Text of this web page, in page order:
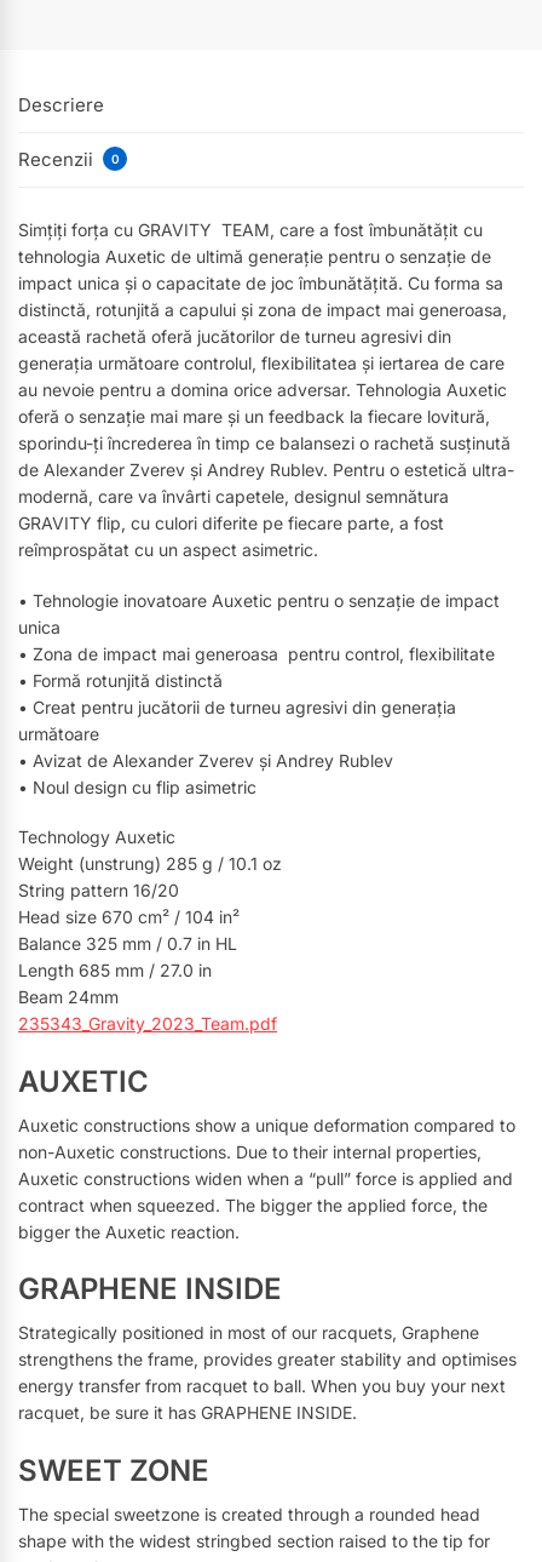
Descriere
Recenzii 0
Simțiți forța cu GRAVITY TEAM, care a fost îmbunătățit cu
tehnologia Auxetic de ultimă generație pentru o senzație de
impact unica și o capacitate de joc îmbunătățită. Cu forma sa
distinctă, rotunjită a capului și zona de impact mai generoasa,
această rachetă oferă jucătorilor de turneu agresivi din
generația următoare controlul, flexibilitatea și iertarea de care
au nevoie pentru a domina orice adversar. Tehnologia Auxetic
oferă o senzație mai mare și un feedback la fiecare lovitură,
sporindu-ți încrederea în timp ce balansezi o rachetă susținută
de Alexander Zverev și Andrey Rublev. Pentru o estetică ultra-
modernă, care va învârti capetele, designul semnătura
GRAVITY flip, cu culori diferite pe fiecare parte, a fost
reîmprospătat cu un aspect asimetric.
• Tehnologie inovatoare Auxetic pentru o senzație de impact
unica
• Zona de impact mai generoasa pentru control, flexibilitate
• Formă rotunjită distinctă
• Creat pentru jucătorii de turneu agresivi din generația
următoare
• Avizat de Alexander Zverev și Andrey Rublev
• Noul design cu flip asimetric
Technology Auxetic
Weight (unstrung) 285 g / 10.1 oz
String pattern 16/20
Head size 670 cm² / 104 in²
Balance 325 mm / 0.7 in HL
Length 685 mm / 27.0 in
Beam 24mm
235343_Gravity_2023_Team.pdf
AUXETIC
Auxetic constructions show a unique deformation compared to
non-Auxetic constructions. Due to their internal properties,
Auxetic constructions widen when a “pull” force is applied and
contract when squeezed. The bigger the applied force, the
bigger the Auxetic reaction.
GRAPHENE INSIDE
Strategically positioned in most of our racquets, Graphene
strengthens the frame, provides greater stability and optimises
energy transfer from racquet to ball. When you buy your next
racquet, be sure it has GRAPHENE INSIDE.
SWEET ZONE
The special sweetzone is created through a rounded head
shape with the widest stringbed section raised to the tip for